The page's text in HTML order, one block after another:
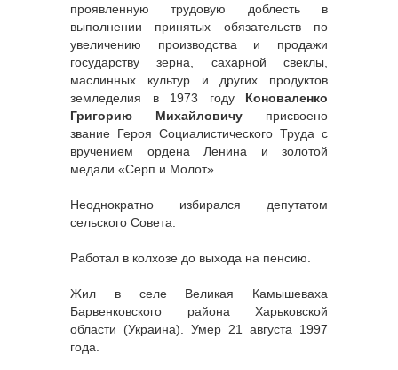
проявленную трудовую доблесть в
выполнении принятых обязательств по
увеличению производства и продажи
государству зерна, сахарной свеклы,
маслинных культур и других продуктов
земледелия в 1973 году Коноваленко
Григорию Михайловичу присвоено
звание Героя Социалистического Труда с
вручением ордена Ленина и золотой
медали «Серп и Молот».
Неоднократно избирался депутатом
сельского Совета.
Работал в колхозе до выхода на пенсию.
Жил в селе Великая Камышеваха
Барвенковского района Харьковской
области (Украина). Умер 21 августа 1997
года.